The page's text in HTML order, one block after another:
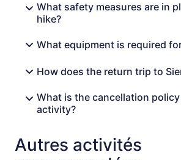
What safety measures are in
hike?
What equipment is required
How does the return trip to
What is the cancellation
activity?
Autres activités